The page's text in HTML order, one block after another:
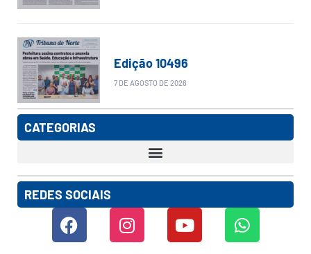
Edição 10496
7 DE AGOSTO DE 2026
CATEGORIAS
REDES SOCIAIS